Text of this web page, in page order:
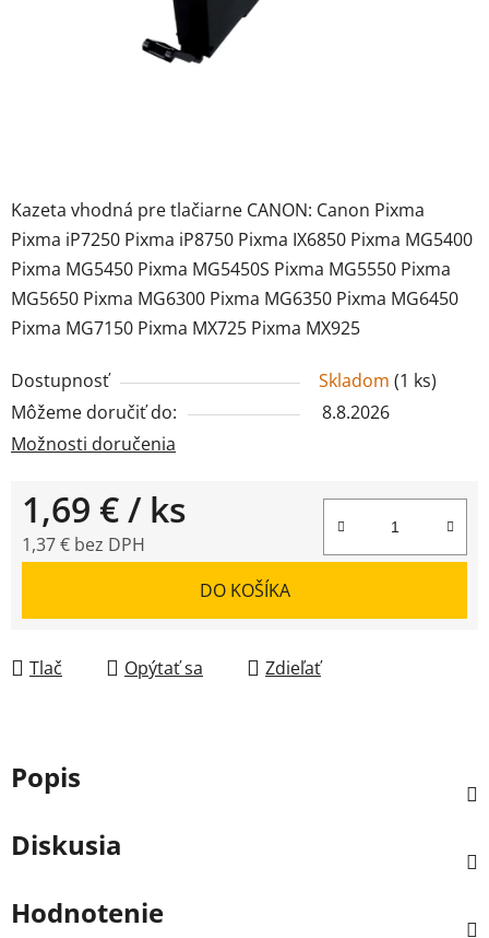
Kazeta vhodná pre tlačiarne CANON: Canon Pixma
Pixma iP7250 Pixma iP8750 Pixma IX6850 Pixma MG5400
Pixma MG5450 Pixma MG5450S Pixma MG5550 Pixma
MG5650 Pixma MG6300 Pixma MG6350 Pixma MG6450
Pixma MG7150 Pixma MX725 Pixma MX925
Dostupnosť Skladom (1 ks)
Môžeme doručiť do:
8.8.2026
Možnosti doručenia
1,69 €/ ks
1,37 € bez DPH
DO KOŠÍKA
Tlač Opýtať sa Zdieľať
Popis
Diskusia
Hodnotenie